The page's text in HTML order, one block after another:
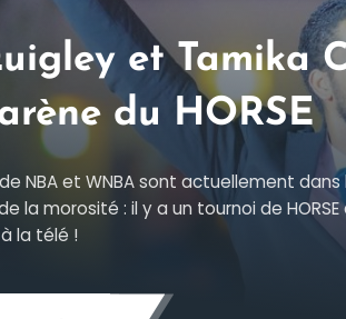
et Tamika
du HORSE
NBA et WNBA sont actuellement
la morosité : il y a un tournoi de
la télé !